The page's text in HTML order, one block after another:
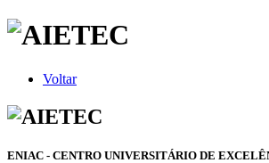
Voltar
ENIAC - CENTRO UNIVERSITÁRIO DE